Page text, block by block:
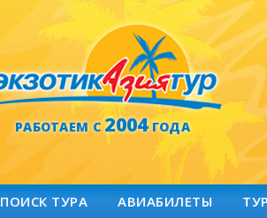
РАБОТАЕМ С2004ГОДА
ПОИСК ТУРА АВИАБИЛЕТЫ